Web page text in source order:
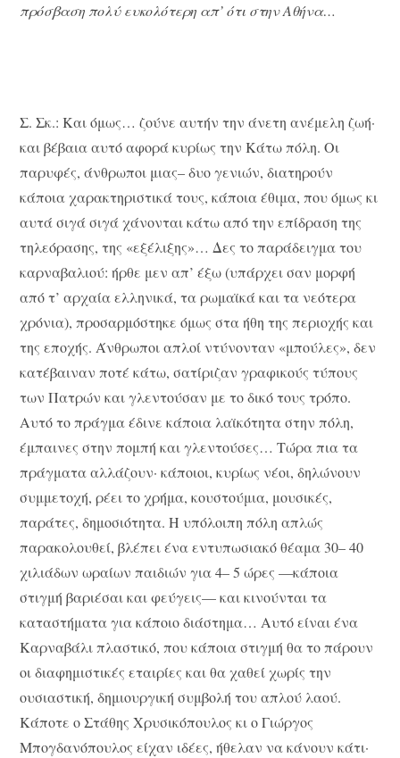
πρόσβαση πολύ ευκολότερη απ’ ότι στην Αθήνα…
Σ. Σκ.: Και όμως… ζούνε αυτήν την άνετη ανέμελη ζωή·
και βέβαια αυτό αφορά κυρίως την Κάτω πόλη. Οι
παρυφές, άνθρωποι μιας– δυο γενιών, διατηρούν
κάποια χαρακτηριστικά τους, κάποια έθιμα, που όμως κι
αυτά σιγά σιγά χάνονται κάτω από την επίδραση της
τηλεόρασης, της «εξέλιξης»… Δες το παράδειγμα του
καρναβαλιού: ήρθε μεν απ’ έξω (υπάρχει σαν μορφή
από τ’ αρχαία ελληνικά, τα ρωμαϊκά και τα νεότερα
χρόνια), προσαρμόστηκε όμως στα ήθη της περιοχής και
της εποχής. Άνθρωποι απλοί ντύνονταν «μπούλες», δεν
κατέβαιναν ποτέ κάτω, σατίριζαν γραφικούς τύπους
των Πατρών και γλεντούσαν με το δικό τους τρόπο.
Αυτό το πράγμα έδινε κάποια λαϊκότητα στην πόλη,
έμπαινες στην πομπή και γλεντούσες… Τώρα πια τα
πράγματα αλλάζουν· κάποιοι, κυρίως νέοι, δηλώνουν
συμμετοχή, ρέει το χρήμα, κουστούμια, μουσικές,
παράτες, δημοσιότητα. Η υπόλοιπη πόλη απλώς
παρακολουθεί, βλέπει ένα εντυπωσιακό θέαμα 30– 40
χιλιάδων ωραίων παιδιών για 4– 5 ώρες —κάποια
στιγμή βαριέσαι και φεύγεις— και κινούνται τα
καταστήματα για κάποιο διάστημα… Αυτό είναι ένα
Καρναβάλι πλαστικό, που κάποια στιγμή θα το πάρουν
οι διαφημιστικές εταιρίες και θα χαθεί χωρίς την
ουσιαστική, δημιουργική συμβολή του απλού λαού.
Κάποτε ο Στάθης Χρυσικόπουλος κι ο Γιώργος
Μπογδανόπουλος είχαν ιδέες, ήθελαν να κάνουν κάτι·